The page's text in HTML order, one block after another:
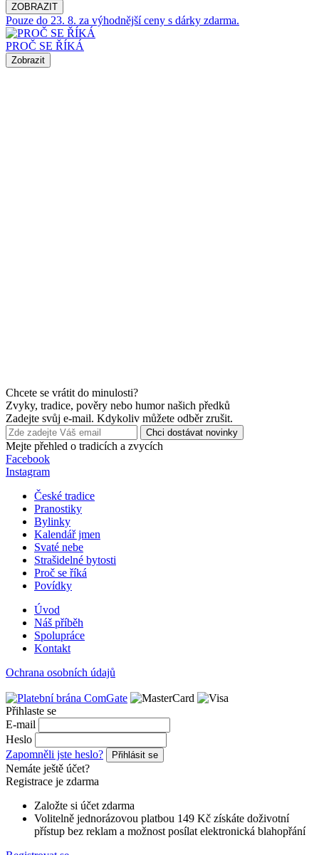
ZOBRAZIT
Pouze do 23. 8. za výhodnější ceny s dárky zdarma.
PROČ SE ŘÍKÁ
Zobrazit
Chcete se vrátit do minulosti?
Zvyky, tradice, pověry nebo humor našich předků
Zadejte svůj e-mail. Kdykoliv můžete odběr zrušit.
Chci dostávat novinky
Mejte přehled o tradicích a zvycích
Facebook
Instagram
České tradice
Pranostiky
Bylinky
Kalendář jmen
Svaté nebe
Strašidelné bytosti
Proč se říká
Povídky
Úvod
Náš příběh
Spolupráce
Kontakt
Ochrana osobních údajů
Přihlaste se
E-mail
Heslo
Zapomněli jste heslo?
Přihlásit se
Nemáte ještě účet?
Registrace je zdarma
Založte si účet zdarma
Volitelně jednorázovou platbou 149 Kč získáte doživotní
přístup bez reklam a možnost posílat elektronická blahopřání